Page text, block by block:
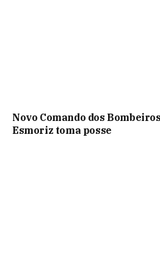
Novo Comando dos
Esmoriz toma posse